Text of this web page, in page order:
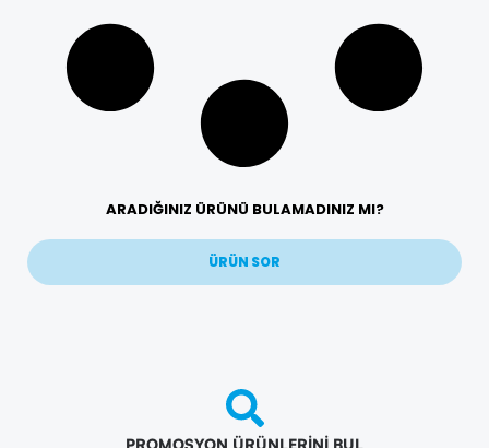
ARADIĞINIZ ÜRÜNÜ BULAMADINIZ MI?
ÜRÜN SOR
PROMOSYON ÜRÜNLERİNİ BUL